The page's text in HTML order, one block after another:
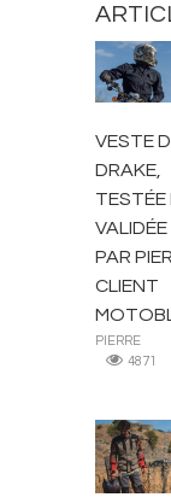
VESTES
VESTE
DRAKE,
TESTÉE
VALIDÉE
PAR
CLIENT
PIERRE
4871